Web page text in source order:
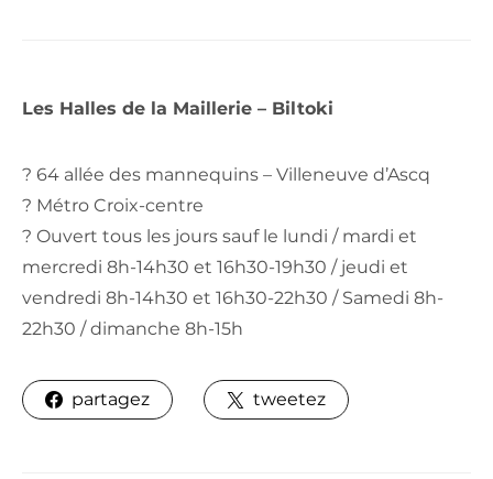
Les Halles de la Maillerie – Biltoki
? 64 allée des mannequins – Villeneuve d’Ascq
? Métro Croix-centre
? Ouvert tous les jours sauf le lundi / mardi et
mercredi 8h-14h30 et 16h30-19h30 / jeudi et
vendredi 8h-14h30 et 16h30-22h30 / Samedi 8h-
22h30 / dimanche 8h-15h
partagez tweetez